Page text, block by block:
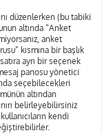
düzenlerken (bu tabiki
altında “Anket
anket
kısmına bir başlık
ayrı bir seçenek
panosu yönetici
seçebilecekleri
altından
belirleyebilirsiniz
kendi